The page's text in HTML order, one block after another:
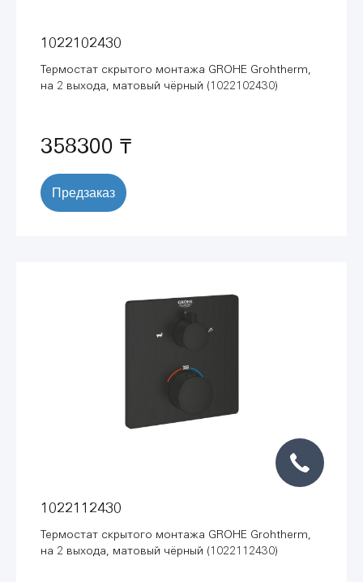
1022102430
Термостат скрытого монтажа GROHE Grohtherm,
на 2 выхода, матовый чёрный (1022102430)
358300 ₸
Предзаказ
1022112430
Термостат скрытого монтажа GROHE Grohtherm,
на 2 выхода, матовый чёрный (1022112430)